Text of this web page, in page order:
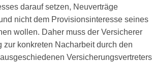
darauf setzen, Neuverträge
nicht dem Provisionsinteresse seines
wollen. Daher muss der Versicherer
zur konkreten Nacharbeit durch den
Versicherungsvertreters